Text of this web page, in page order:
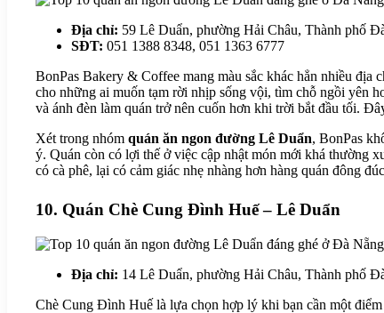
Địa chỉ: 59 Lê Duẩn, phường Hải Châu, Thành phố
SĐT: 051 1388 8348, 051 1363 6777
BonPas Bakery & Coffee mang màu sắc khác hẳn nhiều
cho những ai muốn tạm rời nhịp sống vội, tìm chỗ ngồi yên
và ánh đèn làm quán trở nên cuốn hơn khi trời bắt đầu tối.
Xét trong nhóm quán ăn ngon đường Lê Duẩn, BonPas
ý. Quán còn có lợi thế ở việc cập nhật món mới khá thường
có cà phê, lại có cảm giác nhẹ nhàng hơn hàng quán đông
10. Quán Chè Cung Đình Huế – Lê Duẩn
Địa chỉ: 14 Lê Duẩn, phường Hải Châu, Thành phố
Chè Cung Đình Huế là lựa chọn hợp lý khi bạn cần một